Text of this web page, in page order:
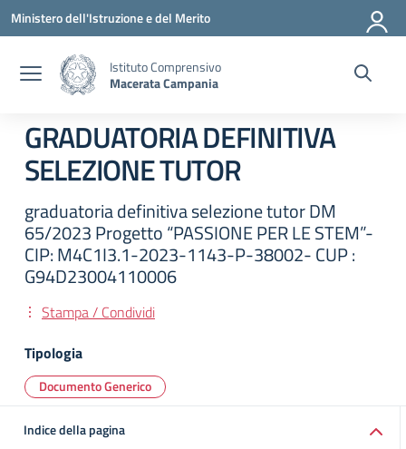
Vai ai contenuti
Vai al menu di navigazione
Vai al footer
Ministero dell'Istruzione e del Merito
Istituto Comprensivo
Macerata Campania
GRADUATORIA DEFINITIVA
SELEZIONE TUTOR
graduatoria definitiva selezione tutor DM
65/2023 Progetto “PASSIONE PER LE STEM”-
CIP: M4C1I3.1-2023-1143-P-38002- CUP :
G94D23004110006
Stampa / Condividi
Tipologia
Documento Generico
Indice della pagina